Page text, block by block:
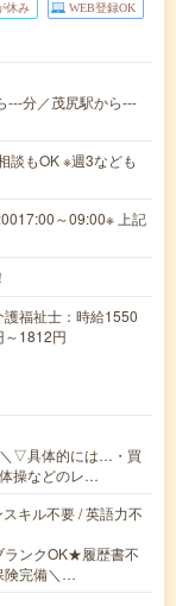
休み WEB登録OK
---分／茂尻駅から---
談もOK ※週3なども
～09:00※ 上記
福祉士：時給1550
～1812円
＼▽具体的には…・買
操などのレ…
キル不要 / 英語力不
ランクOK★履歴書不
険完備＼…